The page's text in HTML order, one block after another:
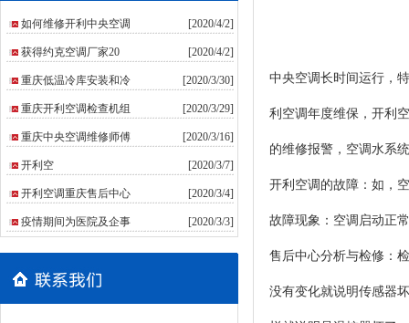
如何维修开利中央空调 [2020/4/2]
获得约克空调厂家20 [2020/4/2]
重庆低温冷库安装和冷 [2020/3/30]
重庆开利空调检查机组 [2020/3/29]
重庆中央空调维修师傅 [2020/3/16]
​开利空 [2020/3/7]
开利空调重庆售后中心 [2020/3/4]
疫情期间为医院及企事 [2020/3/3]
中央空调长时间运行，
利空调年度维保，开利
的维修报警，空调水系
开利空调的故障：如
故障现象：空调启动正
售后中心分析与检修：
没有变化就说明传感器